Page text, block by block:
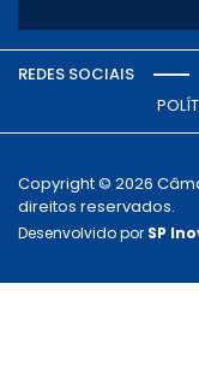
REDES SOCIAIS
Copyright © 2026
direitos reservados.
Desenvolvido por SP